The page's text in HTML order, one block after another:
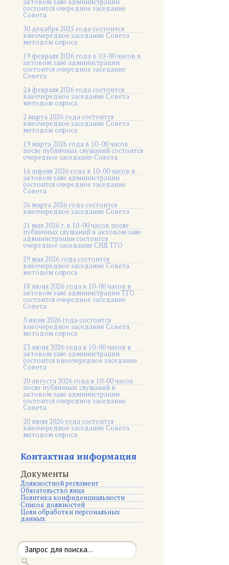
состоится очередное заседание
Совета
30 декабря 2025 года состоится
внеочередное заседание Совета
методом опроса
19 февраля 2026 года в 10-00 часов в
актовом зале администрации
состоится очередное заседание
Совета
24 февраля 2026 года состоится
внеочередное заседание Совета
методом опроса
2 марта 2026 года состоится
внеочередное заседание Совета
методом опроса
19 марта 2026 года в 10-00 часов
после публичных слушаний состоится
очередное заседание Совета
16 апреля 2026 года в 10-00 часов в
актовом зале администрации
состоится очередное заседание
Совета
26 марта 2026 года состоится
внеочередное заседание Совета
21 мая 2026 г. в 10-00 часов после
публичных слушаний в актовом зале
администрации состоится
очередное заседание СНД ТГО
29 мая 2026 года состоится
внеочередное заседание Совета
методом опроса
18 июня 2026 года в 10-00 часов в
актовом зале администрации ТГО
состоится очередное заседание
Совета
3 июня 2026 года состоится
внеочередное заседание Совета
методом опроса
23 июня 2026 года в 10-00 часов в
актовом зале администрации
состоится внеочередное заседание
Совета
20 августа 2026 года в 10-00 часов
после публичных слушаний в
актовом зале администрации
состоится очередное заседание
Совета
20 июля 2026 года состоится
внеочередное заседание Совета
методом опроса
Контактная информация
Документы
Должностной регламент
Обязательство лица
Политика конфиденциальности
Список должностей
Цели обработки персональных
данных